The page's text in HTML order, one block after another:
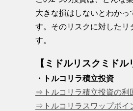
大きな損はしないとわかっ
す。そのリスクに対したリ
す。
【ミドルリスクミドル
・トルコリラ積立投資
⇒トルコリラ積立投資の利
⇒トルコリラスワップポイ